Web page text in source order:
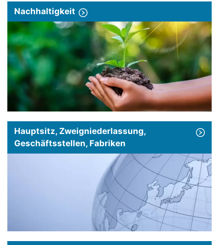
Nachhaltigkeit
Hauptsitz, Zweigniederlassung,
Geschäftsstellen, Fabriken